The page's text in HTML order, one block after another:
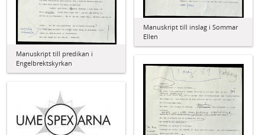
Manuskript till inslag i Sommar
Ellen
Manuskript till predikan i
Engelbrektskyrkan